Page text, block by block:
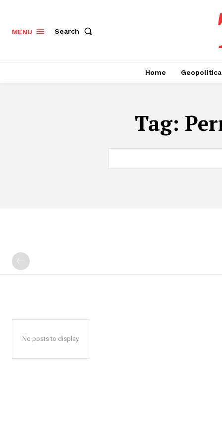
MENU Search
Home Geopolitica
Tag:
No posts to display